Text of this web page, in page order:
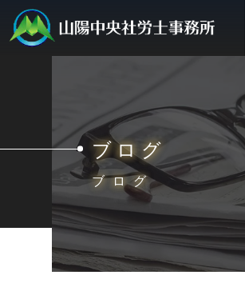
ブログ
ブログ